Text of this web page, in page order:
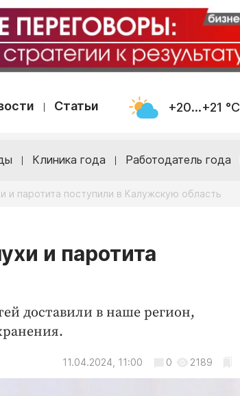
Статьи +20...+21 °С
Клиника года Работодатель года
и паротита поступили в Калужскую область
и паротита
доставили в наше регион,
11.04.2024, 11:00 0 2189